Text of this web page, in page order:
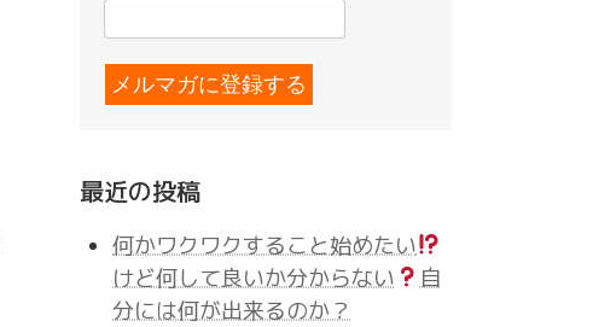
最近の投稿
何かワクワクすること始めたい
けど何して良いか分からない
自
分には何が出来るのか？